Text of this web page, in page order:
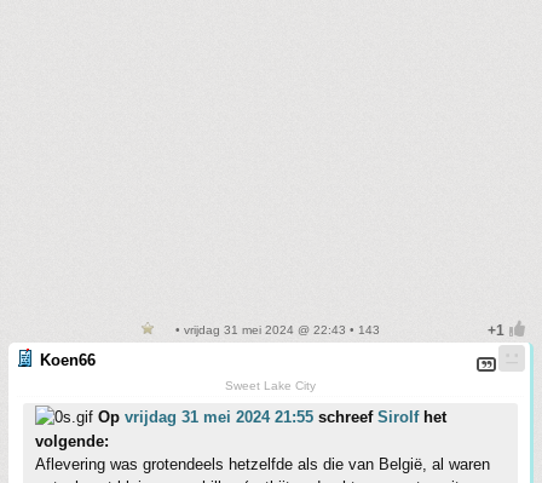
• vrijdag 31 mei 2024 @ 22:43 • 143
Koen66
Sweet Lake City
Op vrijdag 31 mei 2024 21:55 schreef Sirolfhet
volgende:
Aflevering was grotendeels hetzelfde als die van België, al waren